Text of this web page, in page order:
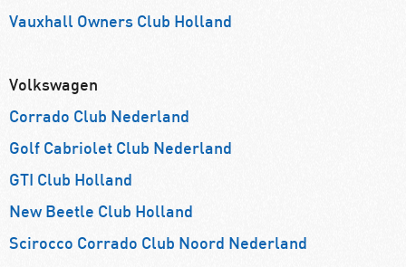
Vauxhall Owners Club Holland
Volkswagen
Corrado Club Nederland
Golf Cabriolet Club Nederland
GTI Club Holland
New Beetle Club Holland
Scirocco Corrado Club Noord Nederland